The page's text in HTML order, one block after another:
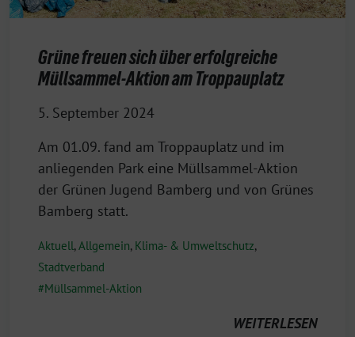
Grüne freuen sich über erfolgreiche
Müllsammel-Aktion am Troppauplatz
5. September 2024
Am 01.09. fand am Troppauplatz und im
anliegenden Park eine Müllsammel-Aktion
der Grünen Jugend Bamberg und von Grünes
Bamberg statt.
Aktuell,Allgemein, Klima- & Umweltschutz,
Stadtverband
Müllsammel-Aktion
WEITERLESEN